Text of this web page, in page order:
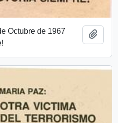
Octubre de 1967